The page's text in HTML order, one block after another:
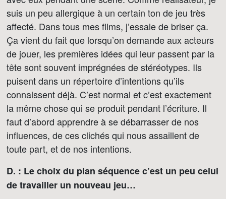
suis un peu allergique à un certain ton de jeu très
affecté. Dans tous mes films, j’essaie de briser ça.
Ça vient du fait que lorsqu’on demande aux acteurs
de jouer, les premières idées qui leur passent par la
tête sont souvent imprégnées de stéréotypes. Ils
puisent dans un répertoire d’intentions qu’ils
connaissent déjà. C’est normal et c’est exactement
la même chose qui se produit pendant l’écriture. Il
faut d’abord apprendre à se débarrasser de nos
influences, de ces clichés qui nous assaillent de
toute part, et de nos intentions.
D. : Le choix du plan séquence c’est un peu celui
de travailler un nouveau jeu…